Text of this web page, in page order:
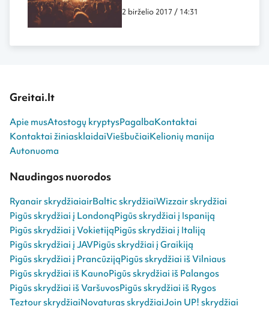
2 birželio 2017 / 14:31
Greitai.lt
Apie musAtostogų kryptysPagalbaKontaktai
Kontaktai žiniasklaidaiViešbučiaiKelionių manija
Autonuoma
Naudingos nuorodos
Ryanair skrydžiaiairBaltic skrydžiaiWizzair skrydžiai
Pigūs skrydžiai į LondonąPigūs skrydžiai į Ispaniją
Pigūs skrydžiai į VokietijąPigūs skrydžiai į Italiją
Pigūs skrydžiai į JAVPigūs skrydžiai į Graikiją
Pigūs skrydžiai į PrancūzijąPigūs skrydžiai iš Vilniaus
Pigūs skrydžiai iš KaunoPigūs skrydžiai iš Palangos
Pigūs skrydžiai iš VaršuvosPigūs skrydžiai iš Rygos
Teztour skrydžiaiNovaturas skrydžiaiJoin UP! skrydžiai